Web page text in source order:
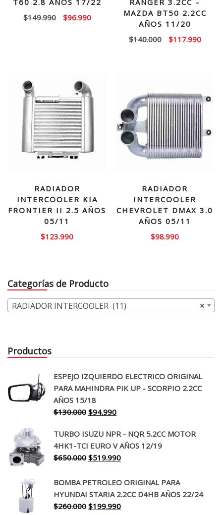
T60 2.8 AÑOS 17/22
$149.990
El
$96.990El
RANGER 3.2CC –
MAZDA BT50 2.2CC
AÑOS 11/20
$140.000
El
$117.990El
RADIADOR
INTERCOOLER KIA
FRONTIER II 2.5 AÑOS
05/11
$123.990
RADIADOR
INTERCOOLER
CHEVROLET DMAX 3.0
AÑOS 05/11
$98.990
Categorías de Producto
×
RADIADOR INTERCOOLER (11)
Productos
ESPEJO IZQUIERDO ELECTRICO ORIGINAL
PARA MAHINDRA PIK UP - SCORPIO 2.2CC
AÑOS 15/18
$130.000 El
original
era:
$130.000.
$94.990El
actual
es:
$94.990.
TURBO ISUZU NPR - NQR 5.2CC MOTOR
4HK1-TCI EURO V AÑOS 12/19
$650.000 El
original
era:
$650.000.
$519.990El
actual
es:
$519.990.
BOMBA PETROLEO ORIGINAL PARA
HYUNDAI STARIA 2.2CC D4HB AÑOS 22/24
$260.000 El
$199.990El